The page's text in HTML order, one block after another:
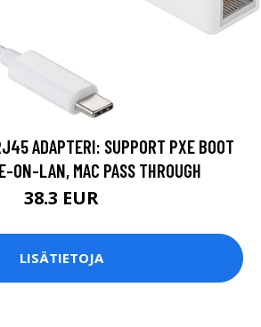
ADAPTERI: SUPPORT PXE BOOT
ON-LAN, MAC PASS THROUGH
38.3 EUR
LISÄTIETOJA